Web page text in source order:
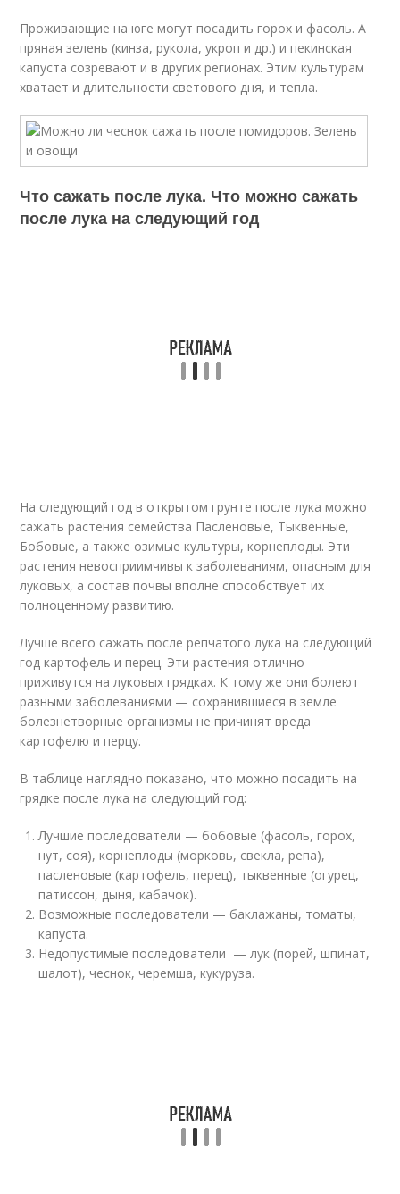
Проживающие на юге могут посадить горох и фасоль. А
пряная зелень (кинза, рукола, укроп и др.) и пекинская
капуста созревают и в других регионах. Этим культурам
хватает и длительности светового дня, и тепла.
Что сажать после лука. Что можно сажать
после лука на следующий год
На следующий год в открытом грунте после лука можно
сажать растения семейства Пасленовые, Тыквенные,
Бобовые, а также озимые культуры, корнеплоды. Эти
растения невосприимчивы к заболеваниям, опасным для
луковых, а состав почвы вполне способствует их
полноценному развитию.
Лучше всего сажать после репчатого лука на следующий
год картофель и перец. Эти растения отлично
приживутся на луковых грядках. К тому же они болеют
разными заболеваниями — сохранившиеся в земле
болезнетворные организмы не причинят вреда
картофелю и перцу.
В таблице наглядно показано, что можно посадить на
грядке после лука на следующий год:
Лучшие последователи — бобовые (фасоль, горох,
нут, соя), корнеплоды (морковь, свекла, репа),
пасленовые (картофель, перец), тыквенные (огурец,
патиссон, дыня, кабачок).
Возможные последователи — баклажаны, томаты,
капуста.
Недопустимые последователи — лук (порей, шпинат,
шалот), чеснок, черемша, кукуруза.